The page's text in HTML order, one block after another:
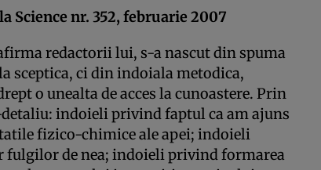
Science nr. 352, februarie 2007
redactorii lui, s-a nascut din spuma
sceptica, ci din indoiala metodica,
o unealta de acces la cunoastere. Prin
indoieli privind faptul ca am ajuns
fizico-chimice ale apei; indoieli
de nea; indoieli privind formarea